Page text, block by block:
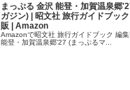
まっぷる 金沢 能登・加賀温泉郷
ガジン) | 昭文社 旅行ガイドブッ
販 | Amazon
Amazonで昭文社 旅行ガイドブック 編
能登・加賀温泉郷'27 (まっぷるマ...